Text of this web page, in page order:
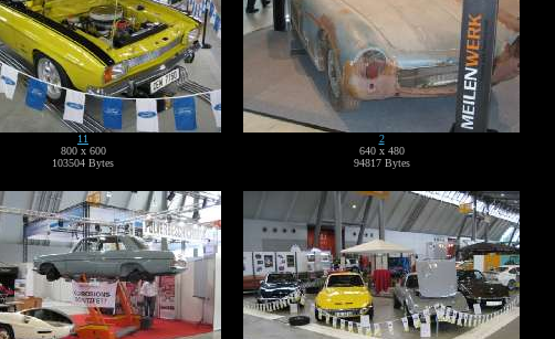
11
800 x 600
103504 Bytes
2
640 x 480
94817 Bytes